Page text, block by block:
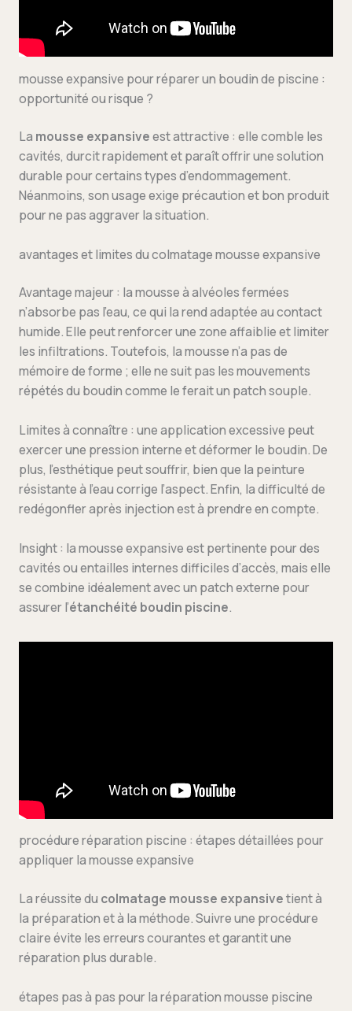
mousse expansive pour réparer un boudin de piscine :
opportunité ou risque ?
La mousse expansiveest attractive : elle comble les
cavités, durcit rapidement et paraît offrir une solution
durable pour certains types d’endommagement.
Néanmoins, son usage exige précaution et bon produit
pour ne pas aggraver la situation.
avantages et limites du colmatage mousse expansive
Avantage majeur : la mousse à alvéoles fermées
n’absorbe pas l’eau, ce qui la rend adaptée au contact
humide. Elle peut renforcer une zone affaiblie et limiter
les infiltrations. Toutefois, la mousse n’a pas de
mémoire de forme ; elle ne suit pas les mouvements
répétés du boudin comme le ferait un patch souple.
Limites à connaître : une application excessive peut
exercer une pression interne et déformer le boudin. De
plus, l’esthétique peut souffrir, bien que la peinture
résistante à l’eau corrige l’aspect. Enfin, la difficulté de
redégonfler après injection est à prendre en compte.
Insight : la mousse expansive est pertinente pour des
cavités ou entailles internes difficiles d’accès, mais elle
se combine idéalement avec un patch externe pour
assurer l’étanchéité boudin piscine.
procédure réparation piscine : étapes détaillées pour
appliquer la mousse expansive
La réussite du colmatage mousse expansivetient à
la préparation et à la méthode. Suivre une procédure
claire évite les erreurs courantes et garantit une
réparation plus durable.
étapes pas à pas pour la réparation mousse piscine